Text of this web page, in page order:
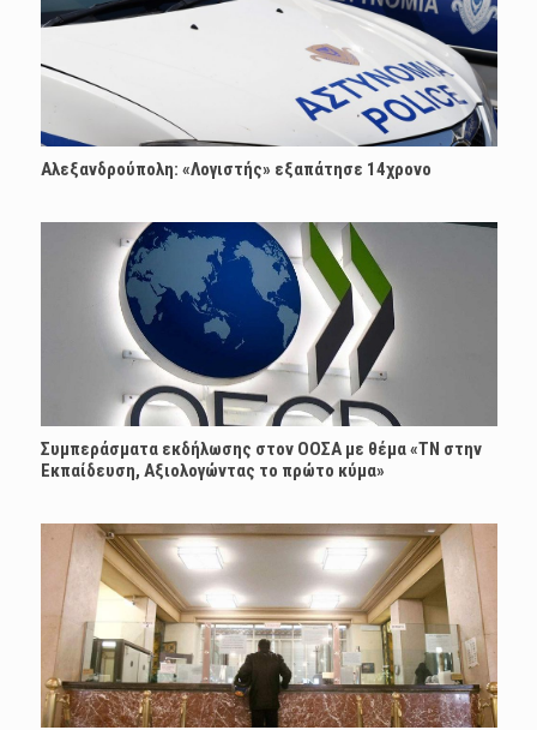
Αλεξανδρούπολη: «Λογιστής» εξαπάτησε 14χρονο
Συμπεράσματα εκδήλωσης στον ΟΟΣΑ με θέμα «ΤΝ στην
Εκπαίδευση, Αξιολογώντας το πρώτο κύμα»